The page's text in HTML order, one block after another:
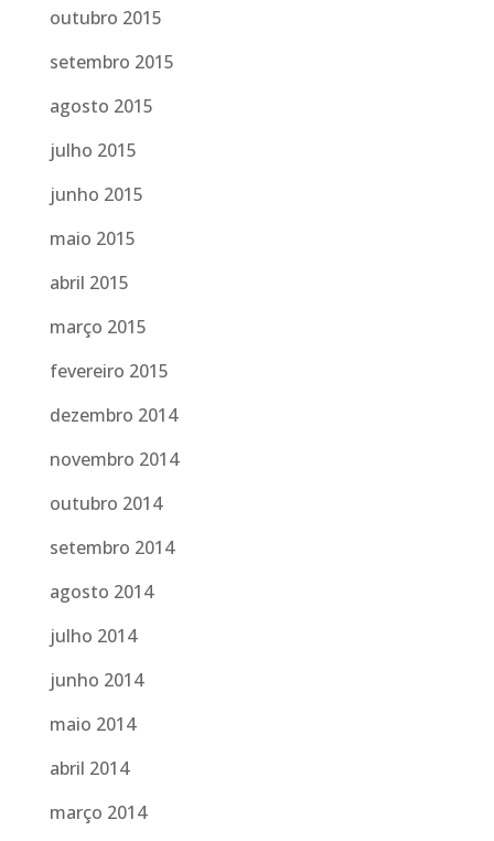
outubro 2015
setembro 2015
agosto 2015
julho 2015
junho 2015
maio 2015
abril 2015
março 2015
fevereiro 2015
dezembro 2014
novembro 2014
outubro 2014
setembro 2014
agosto 2014
julho 2014
junho 2014
maio 2014
abril 2014
março 2014